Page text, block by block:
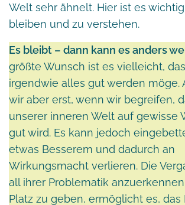
Welt sehr ähnelt. Hier ist es
bleiben und zu verstehen.
Es bleibt – dann kann es anders
größte Wunsch ist es vielleicht,
irgendwie alles gut werden möge.
wir aber erst, wenn wir begreifen,
unserer inneren Welt auf gewisse
gut wird. Es kann jedoch
etwas Besserem und dadurch an
Wirkungsmacht verlieren. Die
all ihrer Problematik
Platz zu geben, ermöglicht es, das